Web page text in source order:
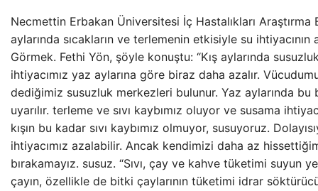
Necmettin Erbakan Üniversitesi İç Hastalıkları Araştırma
aylarında sıcakların ve terlemenin etkisiyle su ihtiyacının
Görmek. Fethi Yön, şöyle konuştu: “Kış aylarında
ihtiyacımız yaz aylarına göre biraz daha azalır.
dediğimiz susuzluk merkezleri bulunur. Yaz aylarında bu
uyarılır. terleme ve sıvı kaybımız oluyor ve susama
kışın bu kadar sıvı kaybımız olmuyor, susuyoruz.
ihtiyacımız azalabilir. Ancak kendimizi daha az
bırakamayız. susuz. “Sıvı, çay ve kahve tüketimi suyun
çayın, özellikle de bitki çaylarının tüketimi idrar